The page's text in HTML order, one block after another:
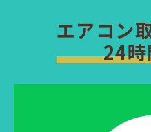
エアコン
24